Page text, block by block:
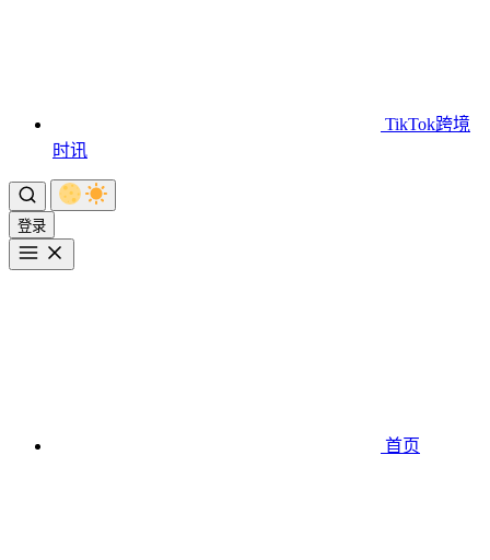
TikTok跨境
时讯
登录
首页